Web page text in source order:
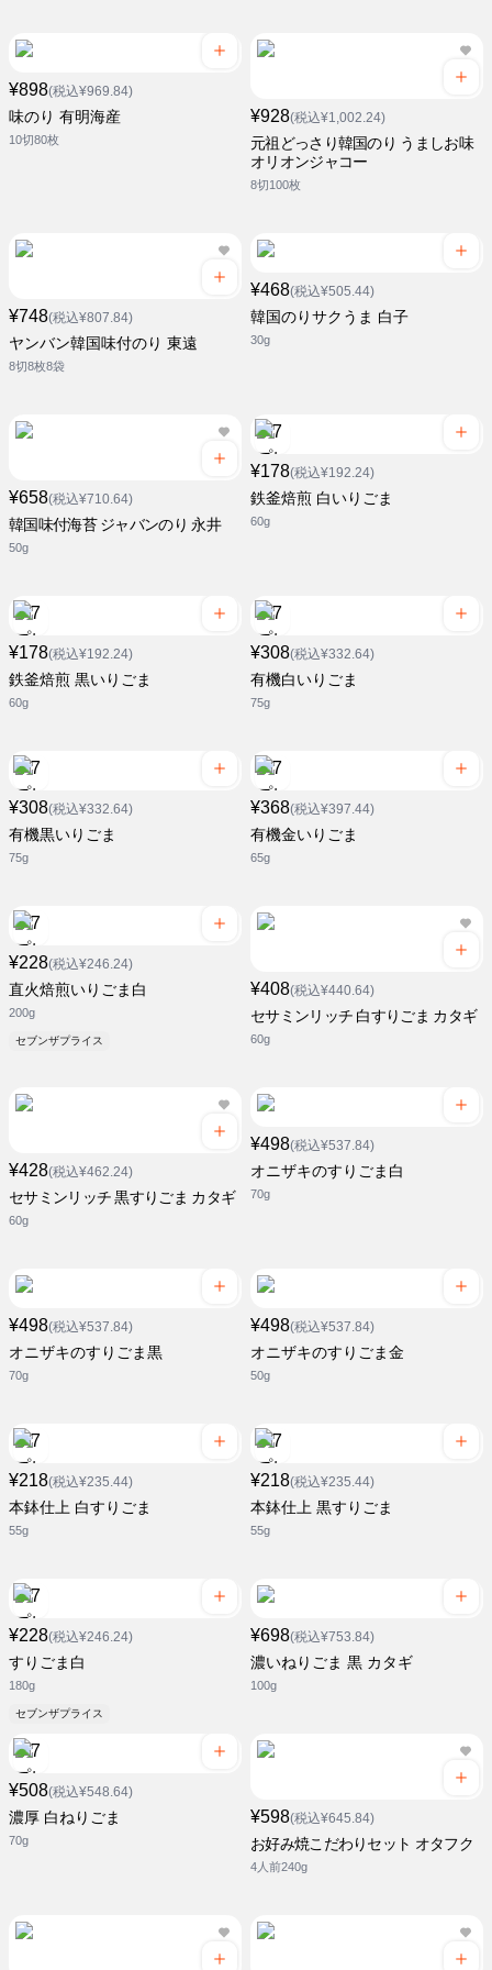
¥898(税込¥969.84)
味のり 有明海産
10切80枚
¥928(税込¥1,002.24)
元祖どっさり韓国のり うましお味
オリオンジャコー
8切100枚
¥748(税込¥807.84)
ヤンバン韓国味付のり 東遠
8切8枚8袋
¥468(税込¥505.44)
韓国のりサクうま 白子
30g
¥658(税込¥710.64)
韓国味付海苔 ジャバンのり 永井
50g
¥178(税込¥192.24)
鉄釜焙煎 白いりごま
60g
¥178(税込¥192.24)
鉄釜焙煎 黒いりごま
60g
¥308(税込¥332.64)
有機白いりごま
75g
¥308(税込¥332.64)
有機黒いりごま
75g
¥368(税込¥397.44)
有機金いりごま
65g
¥228(税込¥246.24)
直火焙煎いりごま白
200g
セブンザプライス
¥408(税込¥440.64)
セサミンリッチ 白すりごま カタギ
60g
¥428(税込¥462.24)
セサミンリッチ 黒すりごま カタギ
60g
¥498(税込¥537.84)
オニザキのすりごま白
70g
¥498(税込¥537.84)
オニザキのすりごま黒
70g
¥498(税込¥537.84)
オニザキのすりごま金
50g
¥218(税込¥235.44)
本鉢仕上 白すりごま
55g
¥218(税込¥235.44)
本鉢仕上 黒すりごま
55g
¥228(税込¥246.24)
すりごま白
180g
セブンザプライス
¥698(税込¥753.84)
濃いねりごま 黒 カタギ
100g
¥508(税込¥548.64)
濃厚 白ねりごま
70g
¥598(税込¥645.84)
お好み焼こだわりセット オタフク
4人前240g